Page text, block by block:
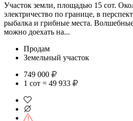
Участок земли, площадью 15 сот.
электричество по границе, в
рыбалка и грибные места.
можно доехать на...
Продам
Земельный участок
749 000
1 сот = 49 933